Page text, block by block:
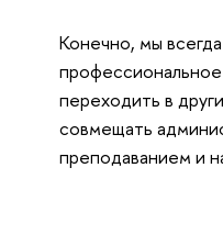
Конечно, мы
переходить в
совмещать
преподаванием и